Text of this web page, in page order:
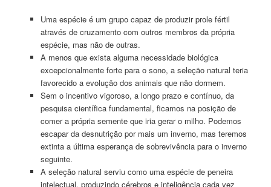
Uma espécie é um grupo capaz de produzir prole fértil
através de cruzamento com outros membros da própria
espécie, mas não de outras.
A menos que exista alguma necessidade biológica
excepcionalmente forte para o sono, a seleção natural teria
favorecido a evolução dos animais que não dormem.
Sem o incentivo vigoroso, a longo prazo e contínuo, da
pesquisa científica fundamental, ficamos na posição de
comer a própria semente que iria gerar o milho. Podemos
escapar da desnutrição por mais um inverno, mas teremos
extinta a última esperança de sobrevivência para o inverno
seguinte.
A seleção natural serviu como uma espécie de peneira
intelectual, produzindo cérebros e inteligência cada vez